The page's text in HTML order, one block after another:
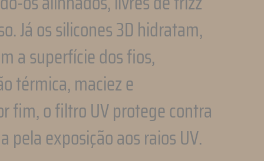
Já os silicones 3D hidratam,
a superfície dos fios,
térmica, maciez e
fim, o filtro UV protege contra
pela exposição aos raios UV.